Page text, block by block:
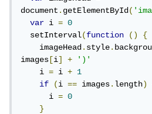
document.getElementById(
var i =
0
  setInterval
(function ()
{
    imageHead
.style.
images[i] +
')'
    i
= i +
1
if
(i == images.length)
      i
=
0
}